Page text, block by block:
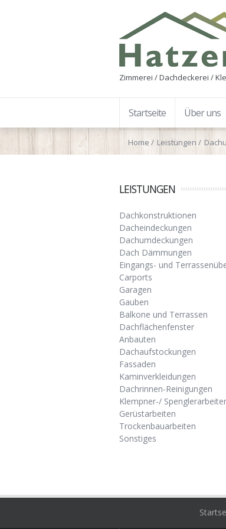
Zimmerei / Dachdeckerei /
Startseite Über uns
Home Leistungen
LEISTUNGEN
Dachkonstruktionen
Dacheindeckungen
Dachumdeckungen
Dach Dämmungen
Eingangs- und
Carports
Garagen
Gauben
Balkone und Terrassen
Dachflächenfenster
Anbauten
Dachaufstockungen
Fassaden
Kaminverkleidungen
Dachrinnen-Reinigungen
Klempner-/
Gerüstarbeiten
Trockenbauarbeiten
Sonstiges